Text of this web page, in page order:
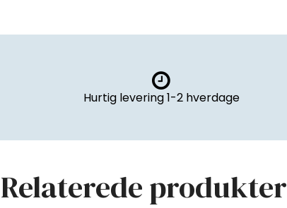
Hurtig levering 1-2 hverdage
Relaterede produkter